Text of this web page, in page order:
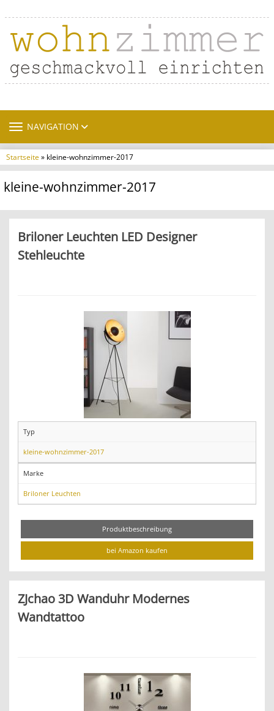
TOGGLE NAVIGATION
NAVIGATION
Startseite» kleine-wohnzimmer-2017
kleine-wohnzimmer-2017
Briloner Leuchten LED Designer
Stehleuchte
Typ
kleine-wohnzimmer-2017
Marke
Briloner Leuchten
Produktbeschreibung
bei Amazon kaufen
ZJchao 3D Wanduhr Modernes
Wandtattoo